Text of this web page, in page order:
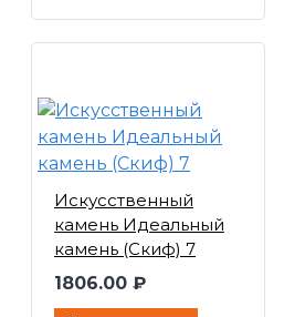
Искусственный
камень Идеальный
камень (Скиф) 7
1806.00 ₽